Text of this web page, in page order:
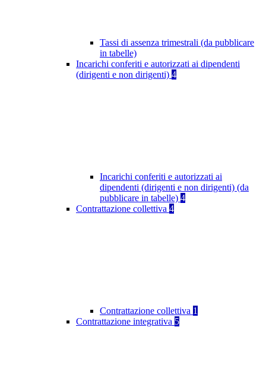
Tassi di assenza trimestrali (da pubblicare
in tabelle)
Incarichi conferiti e autorizzati ai dipendenti
(dirigenti e non dirigenti) 4
Incarichi conferiti e autorizzati ai
dipendenti (dirigenti e non dirigenti) (da
pubblicare in tabelle) 4
Contrattazione collettiva 4
Contrattazione collettiva 1
Contrattazione integrativa 5